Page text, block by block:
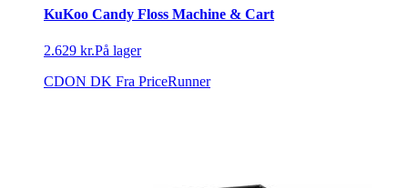
KuKoo Candy Floss Machine & Cart
2.629 kr.På lager
CDON DK Fra PriceRunner